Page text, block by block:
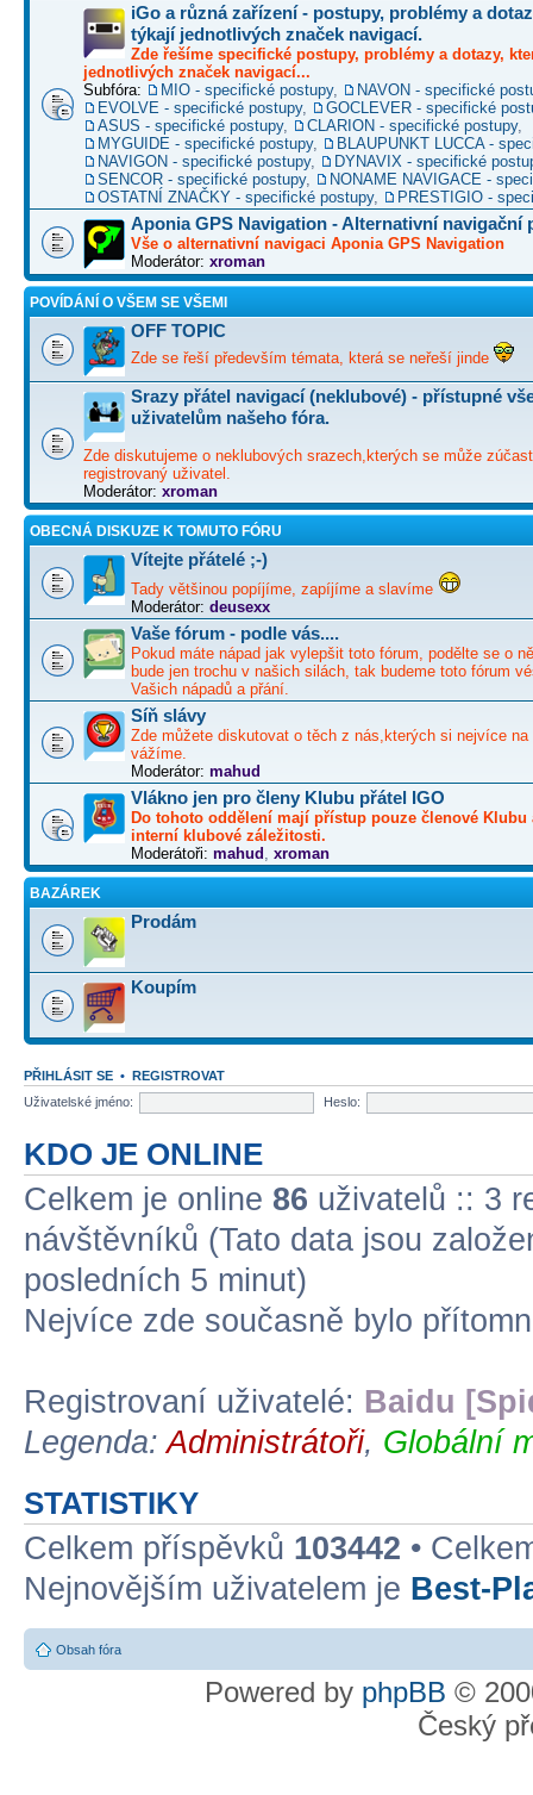
iGo a různá zařízení - postupy, problémy a
týkají jednotlivých značek navigací.
Zde řešíme specifické postupy, problémy a dotazy,
jednotlivých značek navigací...
Subfóra:
MIO - specifické postupy,
NAVON - specifické
EVOLVE - specifické postupy,
GOCLEVER - specifické
ASUS - specifické postupy, CLARION - specifické postupy,
MYGUIDE - specifické postupy,
BLAUPUNKT LUCCA -
NAVIGON - specifické postupy,
DYNAVIX - specifické
SENCOR - specifické postupy,
NONAME NAVIGACE -
OSTATNÍ ZNAČKY - specifické postupy, PRESTIGIO -
Aponia GPS Navigation - Alternativní navigační
Vše o alternativní navigaci Aponia GPS Navigation
Moderátor: xroman
POVÍDÁNÍ O VŠEM SE VŠEMI
OFF TOPIC
Zde se řeší především témata, která se neřeší jinde
Srazy přátel navigací (neklubové) - přístupné
uživatelům našeho fóra.
Zde diskutujeme o neklubových srazech,kterých se může
registrovaný uživatel.
Moderátor: xroman
OBECNÁ DISKUZE K TOMUTO FÓRU
Vítejte přátelé ;-)
Tady většinou popíjíme, zapíjíme a slavíme
Moderátor: deusexx
Vaše fórum - podle vás....
Pokud máte nápad jak vylepšit toto fórum, podělte se o
bude jen trochu v našich silách, tak budeme toto fórum
Vašich nápadů a přání.
Síň slávy
Zde můžete diskutovat o těch z nás,kterých si nejvíce na
vážíme.
Moderátor: mahud
Vlákno jen pro členy Klubu přátel IGO
Do tohoto oddělení mají přístup pouze členové Klubu
interní klubové záležitosti.
Moderátoři: mahud xroman
BAZÁREK
Prodám
Koupím
PŘIHLÁSIT SE • REGISTROVAT
Uživatelské jméno:
Heslo:
KDO JE ONLINE
Celkem je online 86 uživatelů :: 3
návštěvníků (Tato data jsou
posledních 5 minut)
Nejvíce zde současně bylo
Registrovaní uživatelé: Baidu
Legenda:Administrátoři, Globální
STATISTIKY
Celkem příspěvků 103442 •
Nejnovějším uživatelem je Best-
Obsah fóra
Powered by phpBB ©
Český